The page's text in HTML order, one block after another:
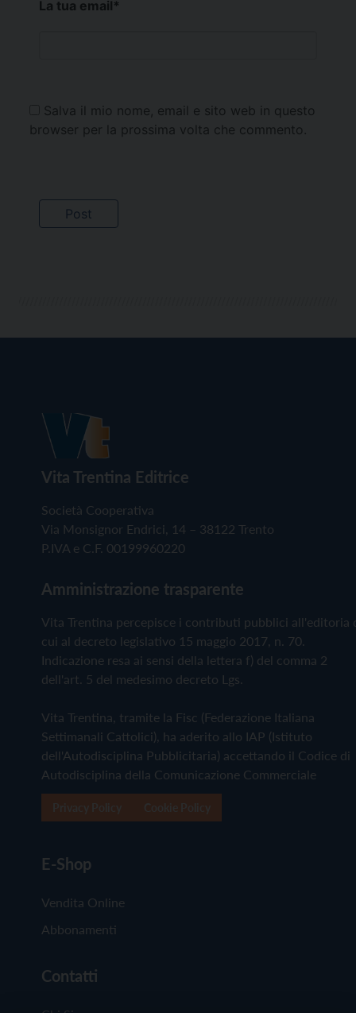
La tua email*
Salva il mio nome, email e sito web in questo
browser per la prossima volta che commento.
Vita Trentina Editrice
Società Cooperativa
Via Monsignor Endrici, 14 – 38122 Trento
P.IVA e C.F. 00199960220
Amministrazione trasparente
Vita Trentina percepisce i contributi pubblici all'editoria
cui al decreto legislativo 15 maggio 2017, n. 70.
Indicazione resa ai sensi della lettera f) del comma 2
dell'art. 5 del medesimo decreto Lgs.
Vita Trentina, tramite la Fisc (Federazione Italiana
Settimanali Cattolici), ha aderito allo IAP (Istituto
dell'Autodisciplina Pubblicitaria) accettando il Codice di
Autodisciplina della Comunicazione Commerciale
E-Shop
Vendita Online
Abbonamenti
Contatti
Chi Siamo